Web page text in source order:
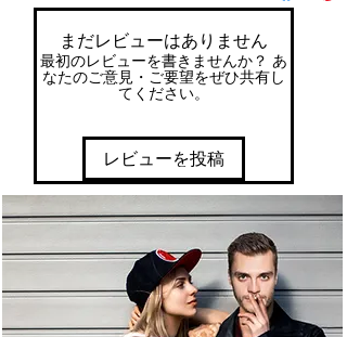
まだレビューはありません
最初のレビューを書きませんか？ あ
なたのご意見・ご要望をぜひ共有し
てください。
レビューを投稿